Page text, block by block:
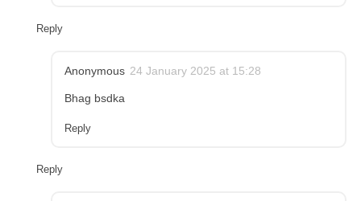
Reply
Anonymous 24 January 2025 at 15:28
Bhag bsdka
Reply
Reply